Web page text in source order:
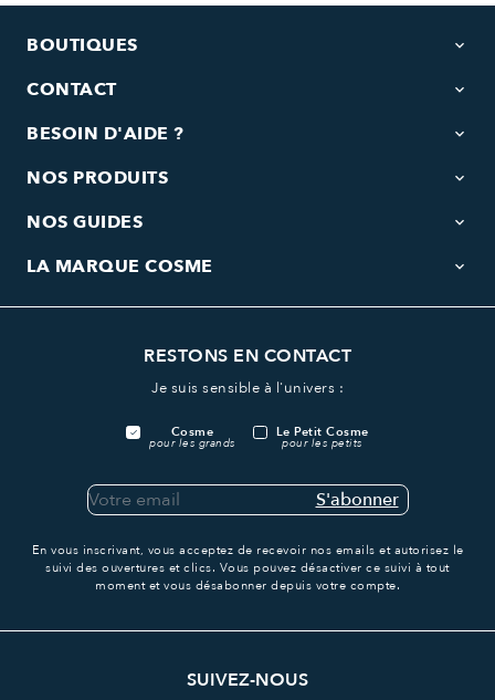
BOUTIQUES keyboard_arrow_down
CONTACT keyboard_arrow_down
BESOIN D'AIDE ? keyboard_arrow_down
NOS PRODUITS keyboard_arrow_down
NOS GUIDES keyboard_arrow_down
LA MARQUE COSME keyboard_arrow_down
RESTONS EN CONTACT
Je suis sensible à l'univers :
Cosme
pour les grands
Le Petit Cosme
pour les petits
S'abonner
En vous inscrivant, vous acceptez de recevoir nos emails et autorisez le
suivi des ouvertures et clics. Vous pouvez désactiver ce suivi à tout
moment et vous désabonner depuis votre compte.
SUIVEZ-NOUS